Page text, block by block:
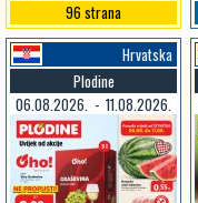
96 strana
Hrvatska
Plodine
06.08.2026. - 11.08.2026.